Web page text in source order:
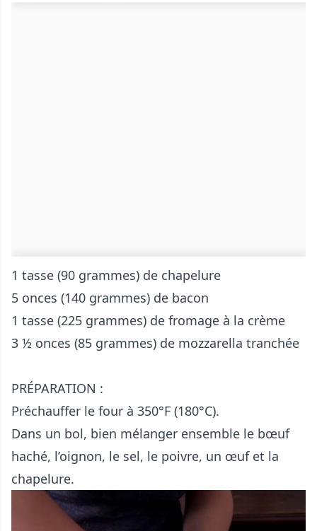
1 tasse (90 grammes) de chapelure
5 onces (140 grammes) de bacon
1 tasse (225 grammes) de fromage à la crème
3 ½ onces (85 grammes) de mozzarella tranchée
PRÉPARATION :
Préchauffer le four à 350°F (180°C).
Dans un bol, bien mélanger ensemble le bœuf
haché, l’oignon, le sel, le poivre, un œuf et la
chapelure.